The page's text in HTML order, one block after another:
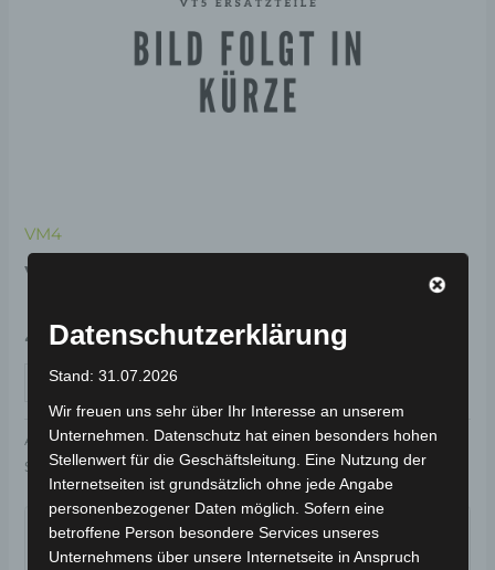
VM4
VM4 RAHMEN
499,00€ *
IN DEN WARENKORB
Artikelnummer:1Y402-0001A-00 Kategorie:VM4
Schlagwort:Fahrwerk & Lenkung
Garantiert sicherer Checkout
Datenschutzerklärung
Stand: 31.07.2026
Wir freuen uns sehr über Ihr Interesse an unserem
Unternehmen. Datenschutz hat einen besonders hohen
Stellenwert für die Geschäftsleitung. Eine Nutzung der
Internetseiten ist grundsätzlich ohne jede Angabe
personenbezogener Daten möglich. Sofern eine
betroffene Person besondere Services unseres
Unternehmens über unsere Internetseite in Anspruch